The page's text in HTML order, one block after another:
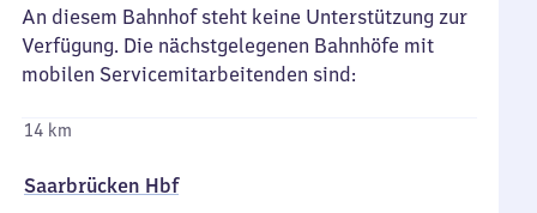
An diesem Bahnhof steht keine Unterstützung zur
Verfügung. Die nächstgelegenen Bahnhöfe mit
mobilen Servicemitarbeitenden sind:
14 km
Saarbrücken Hbf